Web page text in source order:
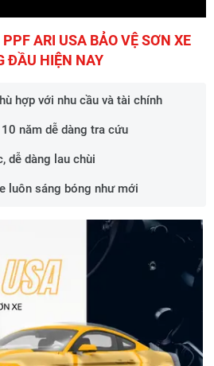
ARI USA BẢO VỆ SƠN XE
ĐẦU HIỆN NAY
hợp với nhu cầu và tài chính
năm dễ dàng tra cứu
dễ dàng lau chùi
luôn sáng bóng như mới